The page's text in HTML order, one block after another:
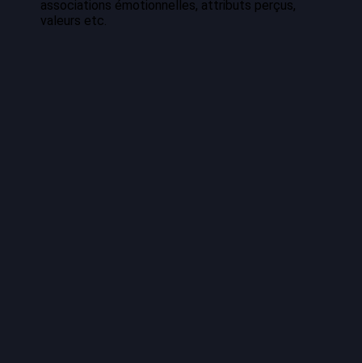
associations émotionnelles, attributs perçus,
valeurs etc.